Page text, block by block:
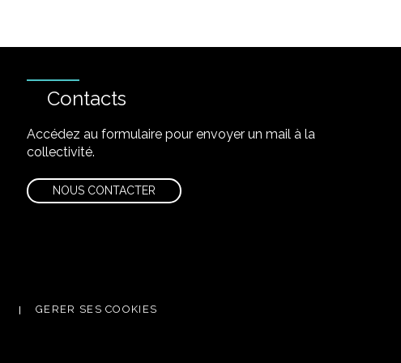
Contacts
Accédez au formulaire pour envoyer un mail à la
collectivité.
NOUS CONTACTER
GERER SES COOKIES